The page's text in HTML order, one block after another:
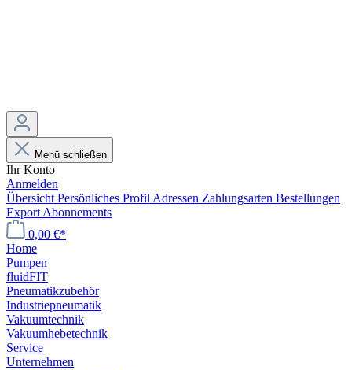
Menü schließen
Ihr Konto
Anmelden
Übersicht Persönliches Profil Adressen Zahlungsarten Bestellungen
Export Abonnements
0,00 €*
Home
Pumpen
fluidFIT
Pneumatikzubehör
Industriepneumatik
Vakuumtechnik
Vakuumhebetechnik
Service
Unternehmen